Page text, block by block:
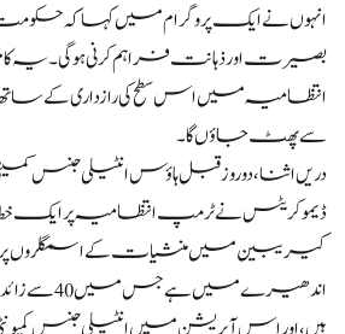
انہوں نے ایک پروگرام میں کہا کہ حکومت
بصیرت اور ذہانت فراہم کرنی ہوگی۔ یہ
انتظامیہ میں اس سطح کی رازداری کے ساتھ
سے پھٹ جاؤں گا۔
دریں اثنا، دو روز قبل ہاؤس انٹیلی جنس
ڈیموکریٹس نے ٹرمپ انتظامیہ پر ایک خط
کیریبین میں منشیات کے اسمگلروں
اندھیرے